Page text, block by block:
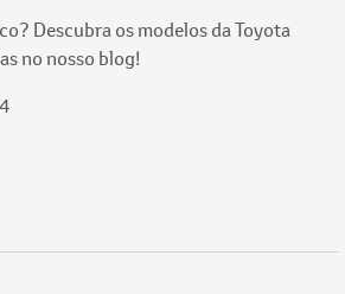
Descubra os modelos da Toyota
no nosso blog!